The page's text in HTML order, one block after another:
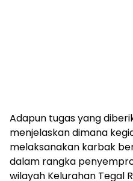
Adapun tugas yang
menjelaskan dimana
melaksanakan karbak
dalam rangka
wilayah Kelurahan Tegal